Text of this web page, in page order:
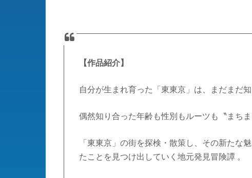
【作品紹介】
自分が生まれ育った「東東京」は、まだまだ
偶然知り合った年齢も性別もルーツも〝まちま
「東東京」の街を探検・散策し、その新たな
たことを見つけ出していく地元発見冒険譚 。